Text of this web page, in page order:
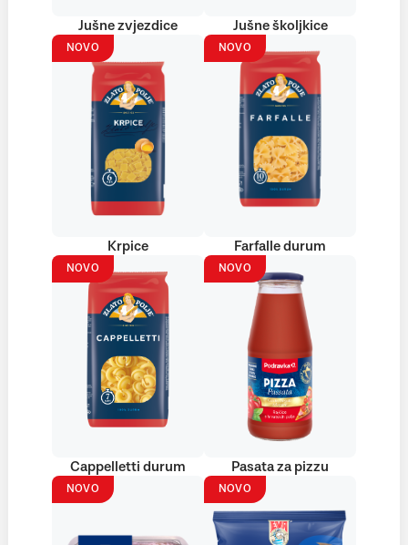
Jušne zvjezdice Jušne školjkice
NOVO
Krpice
NOVO
Farfalle durum
NOVO
Cappelletti durum
NOVO
Pasata za pizzu
NOVO NOVO